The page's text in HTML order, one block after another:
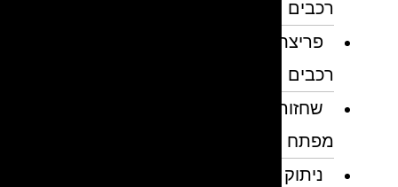
רכבים
פריצת
רכבים
שחזור
מפתח
ניתוק